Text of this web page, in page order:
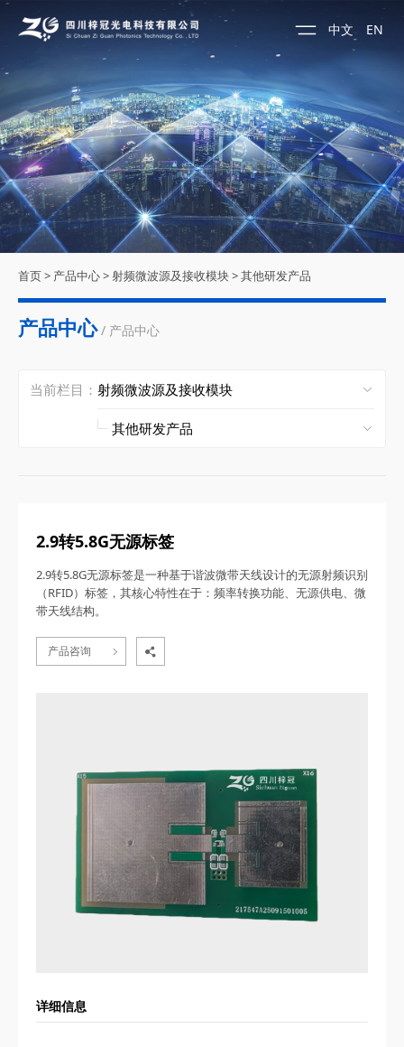
中文 EN
首页> 产品中心>射频微波源及接收模块>其他研发产品
产品中心 / 产品中心
当前栏目：
2.9转5.8G无源标签
2.9转5.8G无源标签是一种基于谐波微带天线设计的无源射频识别
（RFID）标签，其核心特性在于：频率转换功能、无源供电、微
带天线结构。
产品咨询
详细信息